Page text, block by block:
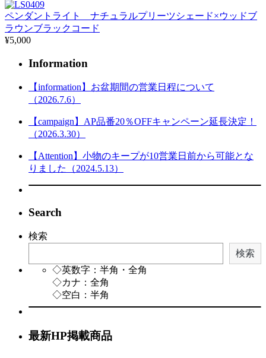
ペンダントライト ナチュラルプリーツシェード×ウッドブ
ラウンブラックコード
¥5,000
Information
【information】お盆期間の営業日程について
（2026.7.6）
【campaign】AP品番20％OFFキャンペーン延長決定！
（2026.3.30）
【Attention】小物のキープが10営業日前から可能とな
りました（2024.5.13）
Search
検索
検索
◇英数字：半角・全角
◇カナ：全角
◇空白：半角
最新HP掲載商品